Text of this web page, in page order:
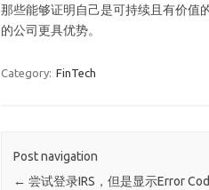
那些能够证明自己是可持续且有价值
的公司更具优势。
Category: FinTech
Post navigation
← 尝试登录IRS，但是显示Error